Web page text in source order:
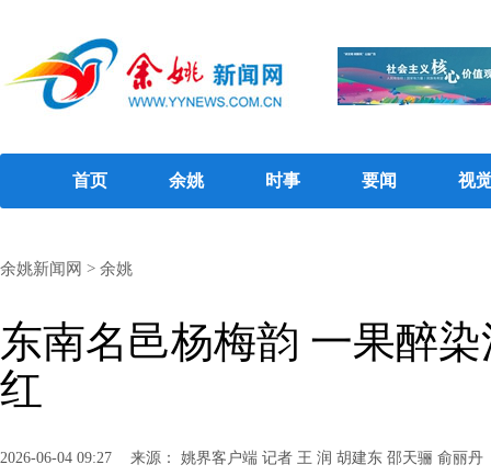
首页 余姚 时事 要闻 视
余姚新闻网 > 余姚
东南名邑杨梅韵 一果醉
红
2026-06-04 09:27 来源： 姚界客户端 记者 王 润 胡建东 邵天骊 俞丽丹